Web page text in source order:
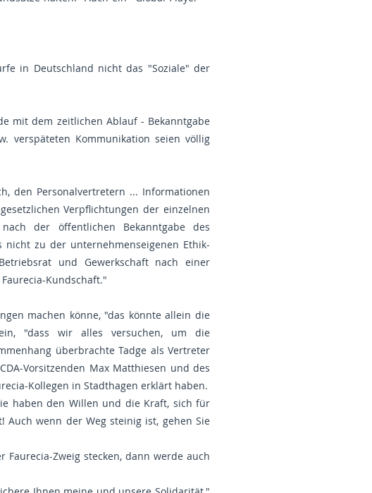
in Deutschland nicht das "Soziale" der
mit dem zeitlichen Ablauf - Bekanntgabe
verspäteten Kommunikation seien völlig
den Personalvertretern ... Informationen
Verpflichtungen der einzelnen
der öffentlichen Bekanntgabe des
zu der unternehmenseigenen Ethik-
und Gewerkschaft nach einer
Kundschaft."
machen könne, "das könnte allein die
"dass wir alles versuchen, um die
überbrachte Tadge als Vertreter
Vorsitzenden Max Matthiesen und des
Kollegen in Stadthagen erklärt haben.
haben den Willen und die Kraft, sich für
wenn der Weg steinig ist, gehen Sie
Zweig stecken, dann werde auch